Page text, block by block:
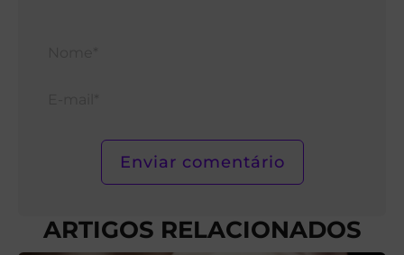
ARTIGOS RELACIONADOS